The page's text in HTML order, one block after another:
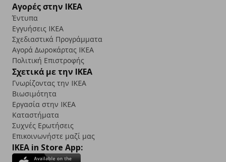
Αγορές στην IKEA
Έντυπα
Εγγυήσεις IKEA
Σχεδιαστικά Προγράμματα
Αγορά Δωρoκάρτας IKEA
Πολιτική Επιστροφής
Σχετικά με την IKEA
Γνωρίζοντας την IKEA
Βιωσιμότητα
Εργασία στην IKEA
Καταστήματα
Συχνές Ερωτήσεις
Επικοινωνήστε μαζί μας
IKEA in Store App: